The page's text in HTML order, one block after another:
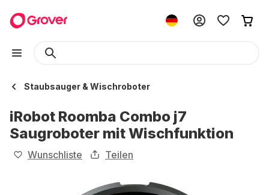
Staubsauger & Wischroboter
iRobot Roomba Combo j7
Saugroboter mit Wischfunktion
Wunschliste Teilen